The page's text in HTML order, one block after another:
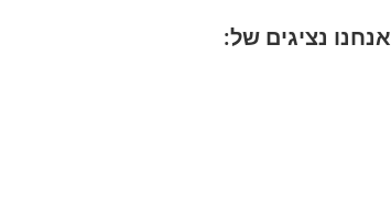
אנחנו נציגים של: